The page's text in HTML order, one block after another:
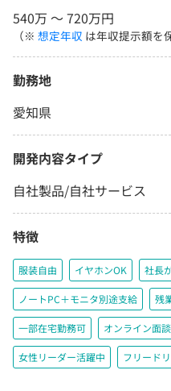
540万 〜 720万円
（※ 想定年収 は年収提示額を
勤務地
愛知県
開発内容タイプ
自社製品/自社サービス
特徴
服装自由 イヤホンOK 社長
ノートPC＋モニタ別途支給 残
一部在宅勤務可 オンライン面
女性リーダー活躍中 フリード